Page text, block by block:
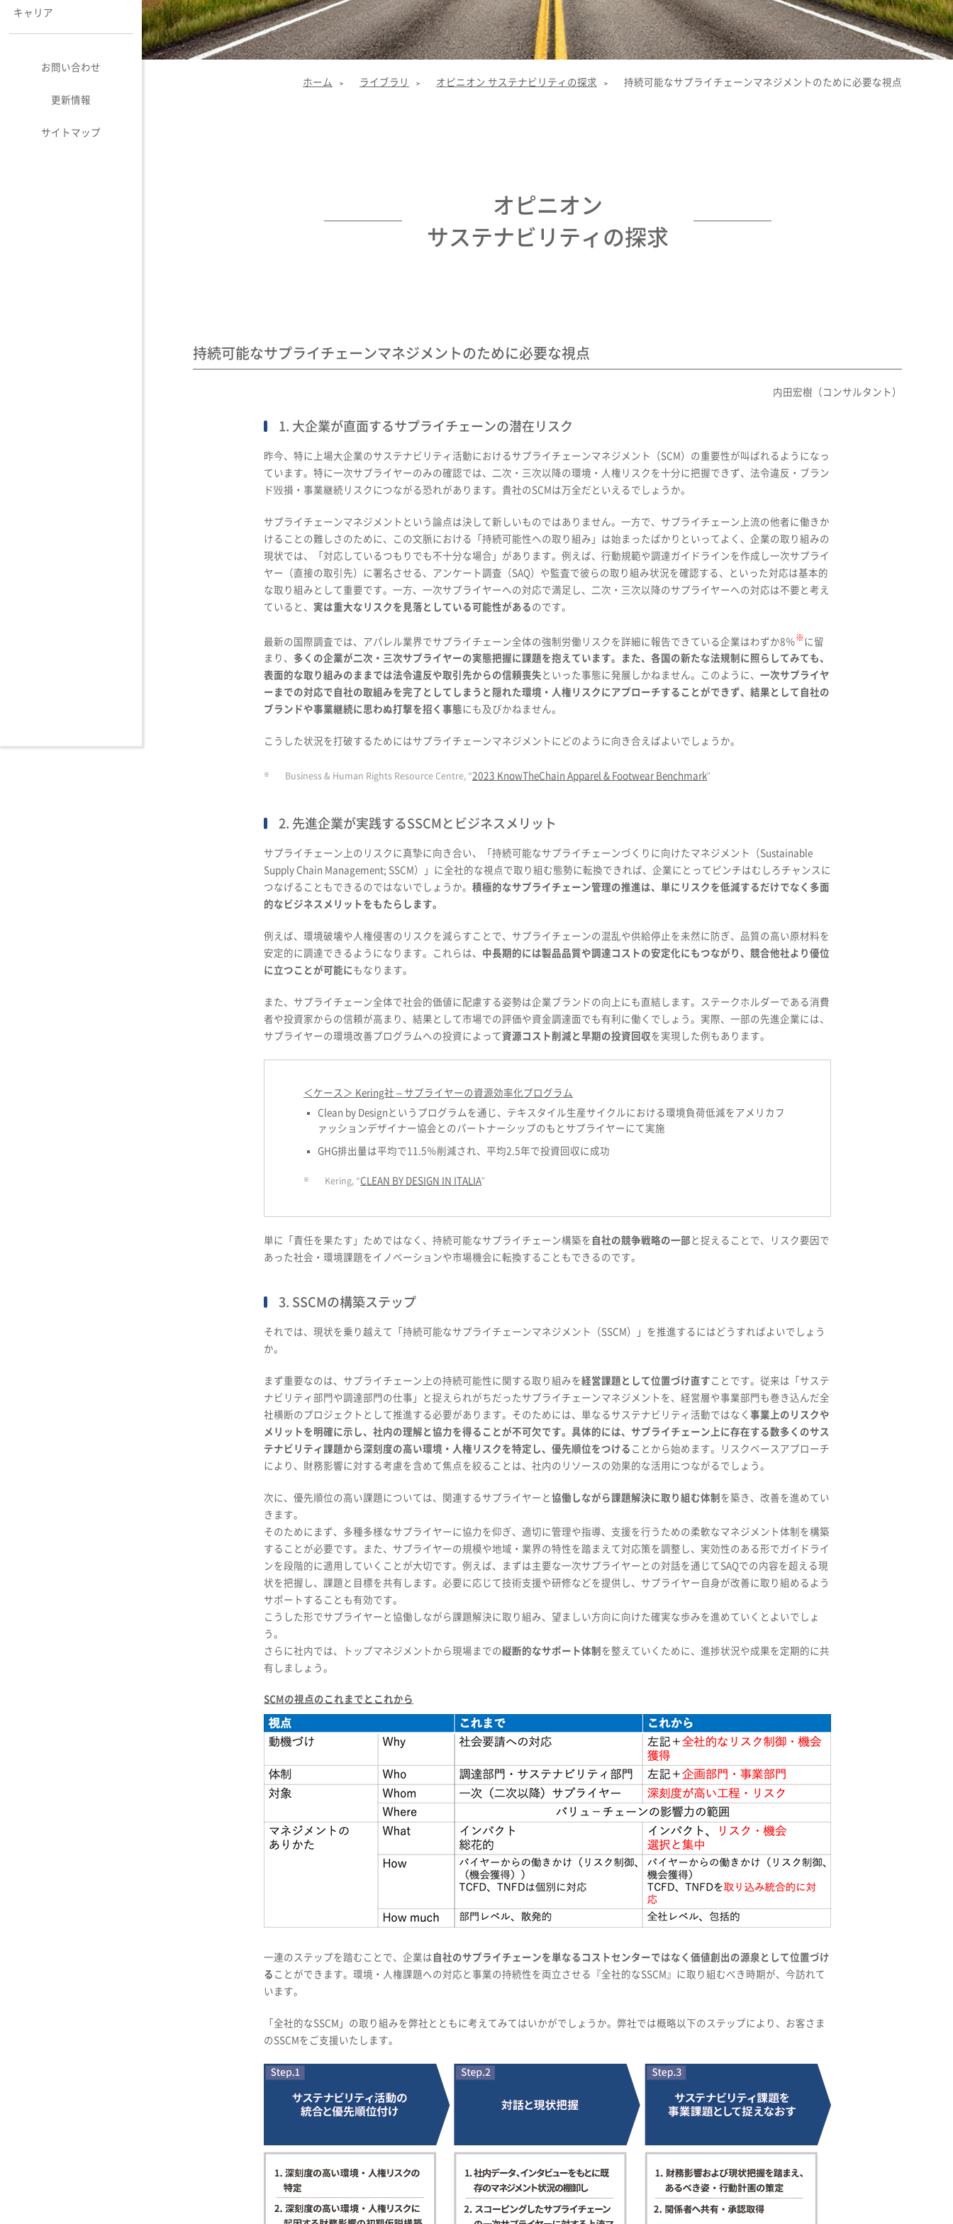
キャリア
お問い合わせ
更新情報
サイトマップ
ホーム > ライブラリ > オピニオン サステナビリティの探求 > 持続可能なサプライチェーンマネジメントのために必要な視点
オピニオン
サステナビリティの探求
持続可能なサプライチェーンマネジメントのために必要な視点
内田宏樹（コンサルタント）
1. 大企業が直面するサプライチェーンの潜在リスク
昨今、特に上場大企業のサステナビリティ活動におけるサプライチェーンマネジメント（SCM）の重要性が叫ばれるようになっ
ています。特に一次サプライヤーのみの確認では、二次・三次以降の環境・人権リスクを十分に把握できず、法令違反・ブラン
ド毀損・事業継続リスクにつながる恐れがあります。貴社のSCMは万全だといえるでしょうか。
サプライチェーンマネジメントという論点は決して新しいものではありません。一方で、サプライチェーン上流の他者に働きか
けることの難しさのために、この文脈における「持続可能性への取り組み」は始まったばかりといってよく、企業の取り組みの
現状では、「対応しているつもりでも不十分な場合」があります。例えば、行動規範や調達ガイドラインを作成し一次サプライ
ヤー（直接の取引先）に署名させる、アンケート調査（SAQ）や監査で彼らの取り組み状況を確認する、といった対応は基本的
な取り組みとして重要です。一方、一次サプライヤーへの対応で満足し、二次・三次以降のサプライヤーへの対応は不要と考え
ていると、 実は重大なリスクを見落としている可能性がある のです。
最新の国際調査では、アパレル業界でサプライチェーン全体の強制労働リスクを詳細に報告できている企業はわずか8％※に留
まり、 多くの企業が二次・三次サプライヤーの実態把握に課題を抱えています。また、各国の新たな法規制に照らしてみても、
表面的な取り組みのままでは法令違反や取引先からの信頼喪失 といった事態に発展しかねません。このように、 一次サプライヤ
ーまでの対応で自社の取組みを完了としてしまうと隠れた環境・人権リスクにアプローチすることができず、結果として自社の
ブランドや事業継続に思わぬ打撃を招く事態にも及びかねません。
こうした状況を打破するためにはサプライチェーンマネジメントにどのように向き合えばよいでしょうか。
※ Business & Human Rights Resource Centre, “2023 KnowTheChain Apparel & Footwear Benchmark"
2. 先進企業が実践するSSCMとビジネスメリット
サプライチェーン上のリスクに真摯に向き合い、「持続可能なサプライチェーンづくりに向けたマネジメント（Sustainable
Supply Chain Management; SSCM）」に全社的な視点で取り組む態勢に転換できれば、企業にとってピンチはむしろチャンスに
つなげることもできるのではないでしょうか。 積極的なサプライチェーン管理の推進は、単にリスクを低減するだけでなく多面
的なビジネスメリットをもたらします。
例えば、環境破壊や人権侵害のリスクを減らすことで、サプライチェーンの混乱や供給停止を未然に防ぎ、品質の高い原材料を
安定的に調達できるようになります。これらは、 中長期的には製品品質や調達コストの安定化にもつながり、競合他社より優位
に立つことが可能に もなります。
また、サプライチェーン全体で社会的価値に配慮する姿勢は企業ブランドの向上にも直結します。ステークホルダーである消費
者や投資家からの信頼が高まり、結果として市場での評価や資金調達面でも有利に働くでしょう。実際、一部の先進企業には、
サプライヤーの環境改善プログラムへの投資によって資源コスト削減と早期の投資回収を実現した例もあります。
＜ケース＞ Kering社 – サプライヤーの資源効率化プログラム
Clean by Designというプログラムを通じ、テキスタイル生産サイクルにおける環境負荷低減をアメリカフ
ァッションデザイナー協会とのパートナーシップのもとサプライヤーにて実施
GHG排出量は平均で11.5％削減され、平均2.5年で投資回収に成功
※ Kering, “CLEAN BY DESIGN IN ITALIA"
単に「責任を果たす」ためではなく、持続可能なサプライチェーン構築を 自社の競争戦略の一部 と捉えることで、リスク要因で
あった社会・環境課題をイノベーションや市場機会に転換することもできるのです。
3. SSCMの構築ステップ
それでは、現状を乗り越えて「持続可能なサプライチェーンマネジメント（SSCM）」を推進するにはどうすればよいでしょう
か。
まず重要なのは、サプライチェーン上の持続可能性に関する取り組みを経営課題として位置づけ直す ことです。従来は「サステ
ナビリティ部門や調達部門の仕事」と捉えられがちだったサプライチェーンマネジメントを、経営層や事業部門も巻き込んだ全
社横断のプロジェクトとして推進する必要があります。そのためには、単なるサステナビリティ活動ではなく 事業上のリスクや
メリットを明確に示し、社内の理解と協力を得ることが不可欠です。具体的には、サプライチェーン上に存在する数多くのサス
テナビリティ課題から深刻度の高い環境・人権リスクを特定し、優先順位をつける ことから始めます。リスクベースアプローチ
により、財務影響に対する考慮を含めて焦点を絞ることは、社内のリソースの効果的な活用につながるでしょう。
次に、優先順位の高い課題については、関連するサプライヤーと 協働しながら課題解決に取り組む体制 を築き、改善を進めてい
きます。
そのためにまず、多種多様なサプライヤーに協力を仰ぎ、適切に管理や指導、支援を行うための柔軟なマネジメント体制を構築
することが必要です。また、サプライヤーの規模や地域・業界の特性を踏まえて対応策を調整し、実効性のある形でガイドライ
ンを段階的に適用していくことが大切です。例えば、まずは主要な一次サプライヤーとの対話を通じてSAQでの内容を超える現
状を把握し、課題と目標を共有します。必要に応じて技術支援や研修などを提供し、サプライヤー自身が改善に取り組めるよう
サポートすることも有効です。
こうした形でサプライヤーと協働しながら課題解決に取り組み、望ましい方向に向けた確実な歩みを進めていくとよいでしょ
う。
さらに社内では、トップマネジメントから現場までの縦断的なサポート体制 を整えていくために、進捗状況や成果を定期的に共
有しましょう。
SCMの視点のこれまでとこれから
一連のステップを踏むことで、企業は 自社のサプライチェーンを単なるコストセンターではなく価値創出の源泉として位置づけ
る ことができます。環境・人権課題への対応と事業の持続性を両立させる『全社的なSSCM』に取り組むべき時期が、今訪れて
います。
「全社的なSSCM」の取り組みを弊社とともに考えてみてはいかがでしょうか。弊社では概略以下のステップにより、お客さま
のSSCMをご支援いたします。